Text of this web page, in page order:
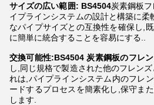
サイズの広い範囲: BS4504炭素鋼板
イプラインシステムの設計と構築に柔
なパイプサイズとの互換性を確保し,
に簡単に統合することを容易にする..
交換可能性:BS4504 炭素鋼板のフレ
し,同じ規格で製造された他のフレン
れは,パイプラインシステム内のフレ
ードするプロセスを簡素化し,保守ま
します.